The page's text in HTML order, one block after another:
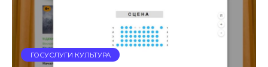
ГОСУСЛУГИ КУЛЬТУРА